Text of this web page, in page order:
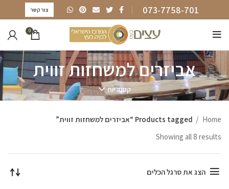
073-7758-701 צור קשר
0
אביזרים למשחזות זווית
קטגוריות
Home
Products tagged “אביזרים למשחזות זווית”
Showing all 8 results
הצג את סרגל הכלים